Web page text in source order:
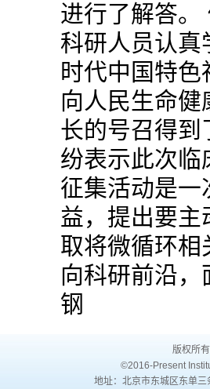
进行了解答。
科研人员认真
时代中国特
向人民生命
长的号召得到
纷表示此次临
征集活动是一
益，提出要
取将微循环相
向科研前沿
钢
版权所
©2016-Present
地址：北京市东城区东